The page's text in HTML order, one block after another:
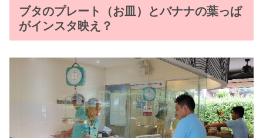
ブタのプレート（お皿）とバナナの葉っぱ
がインスタ映え？